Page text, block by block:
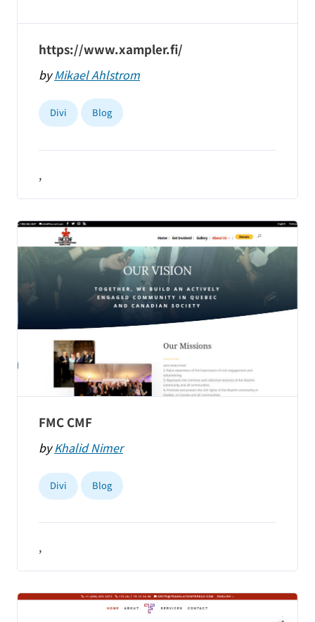
https://www.xampler.fi/
byMikael Ahlstrom
Divi Blog
,
FMC CMF
byKhalid Nimer
Divi Blog
,